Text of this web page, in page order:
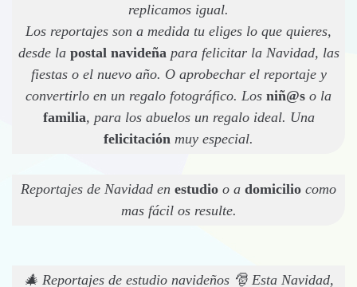
replicamos igual.
Los reportajes son a medida tu eliges lo que quieres,
desde la postal navideñapara felicitar la Navidad, las
fiestas o el nuevo año. O aprobechar el reportaje y
convertirlo en un regalo fotográfico. Los niñ@s o la
familia, para los abuelos un regalo ideal. Una
felicitación muy especial.
Reportajes de Navidad en estudio o a domicilio como
mas fácil os resulte.
🎄 Reportajes de estudio navideños 🎅 Esta Navidad,